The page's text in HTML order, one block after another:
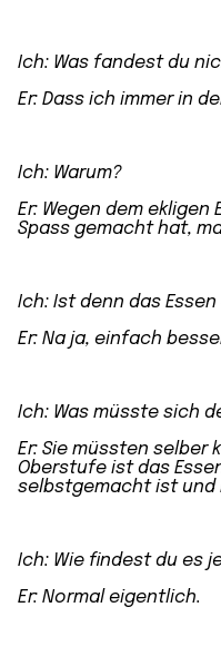
Ich: Was fandest du
Er: Dass ich immer in
Ich: Warum?
Er: Wegen dem ekligen
Spass gemacht hat,
Ich: Ist denn das
Er: Na ja, einfach
Ich: Was müsste sich
Er: Sie müssten selber
Oberstufe ist das
selbstgemacht ist und
Ich: Wie findest du es
Er: Normal eigentlich.